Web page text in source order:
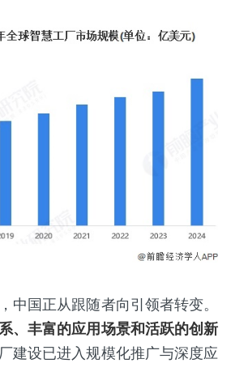
中国正从跟随者向引领者转变。
、丰富的应用场景和活跃的创新
建设已进入规模化推广与深度应